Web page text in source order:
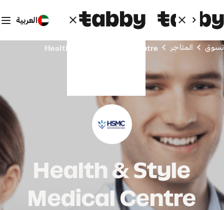
العربية
تسوق المتاجر Health & Style Medical Centre
Health & Style
Medical Centre